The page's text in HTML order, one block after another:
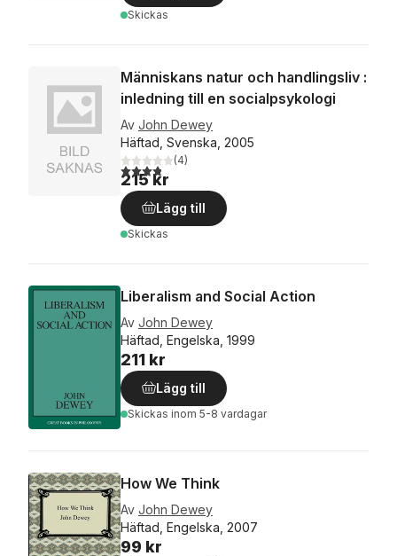
Skickas
Människans natur och handlingsliv :
inledning till en socialpsykologi
Av John Dewey
Häftad, Svenska, 2005
3,8utav 5 stjärnor. Totalt antal röster:
(4)
215 kr
Lägg till
Skickas
Liberalism and Social Action
Av John Dewey
Häftad, Engelska, 1999
211 kr
Lägg till
Skickas inom 5-8 vardagar
How We Think
Av John Dewey
Häftad, Engelska, 2007
99 kr